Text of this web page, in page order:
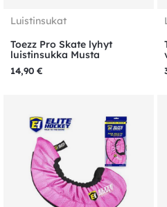
Luistinsukat
Toezz Pro Skate lyhyt
luistinsukka Musta
14,90 €